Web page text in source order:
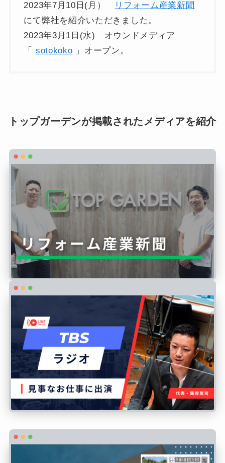
2023年7月10日(月）
リフォーム産業新聞
にて弊社を紹介いただきました。
2023年3月1日(水) オウンドメディア
「 sotokoko 」オープン。
トップガーデンが掲載されたメディアを紹介